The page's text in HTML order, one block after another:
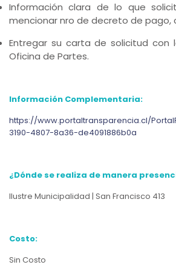
Información clara de lo que
mencionar nro de decreto de pago,
Entregar su carta de solicitud con
Oficina de Partes.
Información Complementaria:
https://www.portaltransparencia.cl/
3190-4807-8a36-de4091886b0a
¿Dónde se realiza de manera
Ilustre Municipalidad | San Francisco 413
Costo:
Sin Costo